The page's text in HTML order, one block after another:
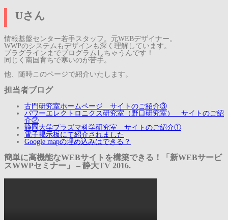
Uさん
情報基盤センター若手スタッフ。元WEBデザイナー。
WWPのシステムもデザインも深く理解しています。
プラグラインまでプログラムしちゃうんです！
同じく南国育ちで寒いのが苦手。
他、随時このページで紹介いたします。
担当者ブログ
古門研究室ホームページ サイトのご紹介③
パワーエレクトロニクス研究室（野口研究室） サイトのご紹
介②
静岡大学プラズマ科学研究室 サイトのご紹介①
電子掲示板にて紹介されました
Google mapの埋め込みはできる？
簡単に高機能なWEBサイトを構築できる！「新WEBサービ
スWWPセミナー」 – 静大TV 2016.